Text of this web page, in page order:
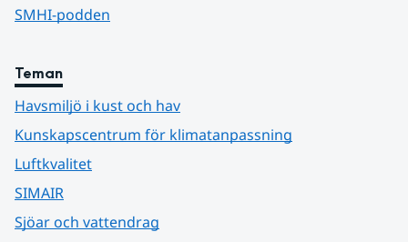
SMHI-podden
Teman
Havsmiljö i kust och hav
Kunskapscentrum för klimatanpassning
Luftkvalitet
SIMAIR
Sjöar och vattendrag